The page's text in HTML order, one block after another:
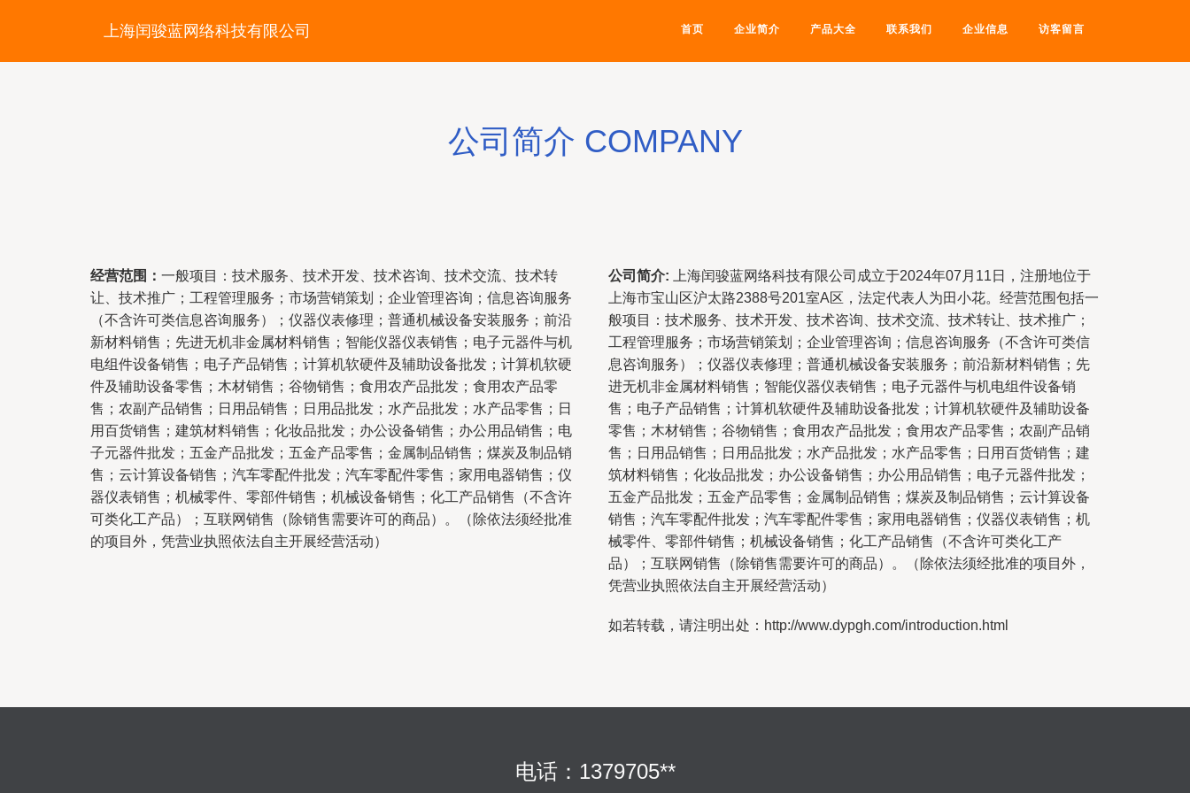
上海闰骏蓝网络科技有限公司 首页 企业简介 产品大全 联系我们 企业信息 访客留言
公司简介 COMPANY
经营范围： 一般项目：技术服务、技术开发、技术咨询、技术交流、技术转
让、技术推广；工程管理服务；市场营销策划；企业管理咨询；信息咨询服务
（不含许可类信息咨询服务）；仪器仪表修理；普通机械设备安装服务；前沿
新材料销售；先进无机非金属材料销售；智能仪器仪表销售；电子元器件与机
电组件设备销售；电子产品销售；计算机软硬件及辅助设备批发；计算机软硬
件及辅助设备零售；木材销售；谷物销售；食用农产品批发；食用农产品零
售；农副产品销售；日用品销售；日用品批发；水产品批发；水产品零售；日
用百货销售；建筑材料销售；化妆品批发；办公设备销售；办公用品销售；电
子元器件批发；五金产品批发；五金产品零售；金属制品销售；煤炭及制品销
售；云计算设备销售；汽车零配件批发；汽车零配件零售；家用电器销售；仪
器仪表销售；机械零件、零部件销售；机械设备销售；化工产品销售（不含许
可类化工产品）；互联网销售（除销售需要许可的商品）。（除依法须经批准
的项目外，凭营业执照依法自主开展经营活动）
公司简介: 上海闰骏蓝网络科技有限公司成立于2024年07月11日，注册地位于
上海市宝山区沪太路2388号201室A区，法定代表人为田小花。经营范围包括一
般项目：技术服务、技术开发、技术咨询、技术交流、技术转让、技术推广；
工程管理服务；市场营销策划；企业管理咨询；信息咨询服务（不含许可类信
息咨询服务）；仪器仪表修理；普通机械设备安装服务；前沿新材料销售；先
进无机非金属材料销售；智能仪器仪表销售；电子元器件与机电组件设备销
售；电子产品销售；计算机软硬件及辅助设备批发；计算机软硬件及辅助设备
零售；木材销售；谷物销售；食用农产品批发；食用农产品零售；农副产品销
售；日用品销售；日用品批发；水产品批发；水产品零售；日用百货销售；建
筑材料销售；化妆品批发；办公设备销售；办公用品销售；电子元器件批发；
五金产品批发；五金产品零售；金属制品销售；煤炭及制品销售；云计算设备
销售；汽车零配件批发；汽车零配件零售；家用电器销售；仪器仪表销售；机
械零件、零部件销售；机械设备销售；化工产品销售（不含许可类化工产
品）；互联网销售（除销售需要许可的商品）。（除依法须经批准的项目外，
凭营业执照依法自主开展经营活动）
如若转载，请注明出处：http://www.dypgh.com/introduction.html
电话：1379705**